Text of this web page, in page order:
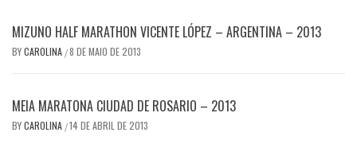
MIZUNO HALF MARATHON VICENTE LÓPEZ – ARGENTINA – 2013
BYCAROLINA /8 DE MAIO DE 2013
MEIA MARATONA CIUDAD DE ROSARIO – 2013
BYCAROLINA /14 DE ABRIL DE 2013